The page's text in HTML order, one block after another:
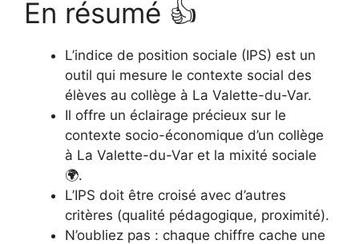
En résumé 👍
L’indice de position sociale (IPS) est un
outil qui mesure le contexte social des
élèves au collège à La Valette-du-Var.
Il offre un éclairage précieux sur le
contexte socio-économique d’un collège
à La Valette-du-Var et la mixité sociale
🌍.
L’IPS doit être croisé avec d’autres
critères (qualité pédagogique, proximité).
N’oubliez pas : chaque chiffre cache une